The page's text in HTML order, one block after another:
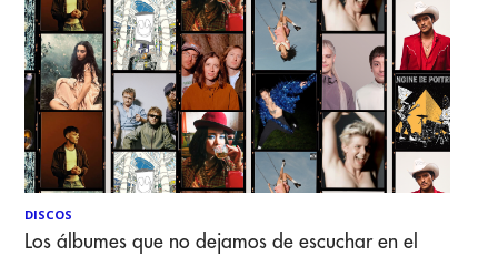
DISCOS
Los álbumes que no dejamos de escuchar en el